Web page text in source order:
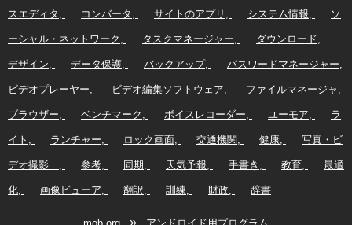
スエディタ コンバータ サイトのアプリ システム情報 ソ
ーシャル・ネットワーク タスクマネージャー ダウンロード
デザイン データ保護 バックアップ パスワードマネージャー
ビデオプレーヤー ビデオ編集ソフトウェア ファイルマネージャ
ブラウザー ベンチマーク ボイスレコーダー ユーモア ラ
イト ランチャー ロック画面 交通機関 健康 写真・ビ
デオ撮影 参考 同期 天気予報 手書き 教育 最適
化 画像ビューア 翻訳 訓練 財政 辞書
»